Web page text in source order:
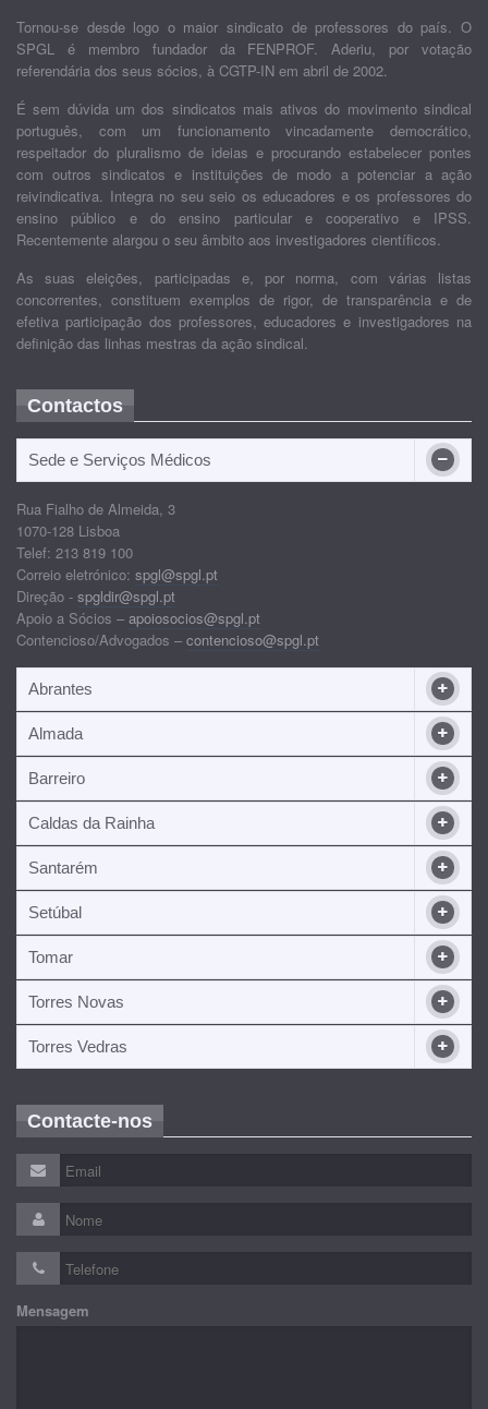
Tornou-se desde logo o maior sindicato de professores do país. O
SPGL é membro fundador da FENPROF. Aderiu, por votação
referendária dos seus sócios, à CGTP-IN em abril de 2002.
É sem dúvida um dos sindicatos mais ativos do movimento sindical
português, com um funcionamento vincadamente democrático,
respeitador do pluralismo de ideias e procurando estabelecer pontes
com outros sindicatos e instituições de modo a potenciar a ação
reivindicativa. Integra no seu seio os educadores e os professores do
ensino público e do ensino particular e cooperativo e IPSS.
Recentemente alargou o seu âmbito aos investigadores científicos.
As suas eleições, participadas e, por norma, com várias listas
concorrentes, constituem exemplos de rigor, de transparência e de
efetiva participação dos professores, educadores e investigadores na
definição das linhas mestras da ação sindical.
Contactos
Sede e Serviços Médicos
Rua Fialho de Almeida, 3
1070-128 Lisboa
Telef: 213 819 100
Correio eletrónico: spgl@spgl.pt
Direção - spgldir@spgl.pt
Apoio a Sócios – apoiosocios@spgl.pt
Contencioso/Advogados – contencioso@spgl.pt
Abrantes
Almada
Barreiro
Caldas da Rainha
Santarém
Setúbal
Tomar
Torres Novas
Torres Vedras
Contacte-nos
Mensagem